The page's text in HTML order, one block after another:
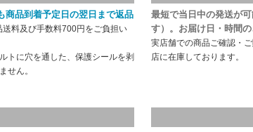
商品到着予定日の翌日まで返品
送料及び手数料700円をご負担い
トに穴を通した、保護シールを剥
せん。
最短で当日中の発送が
す）。お届け日・時間の
実店舗での商品ご確認・
店に在庫しております。